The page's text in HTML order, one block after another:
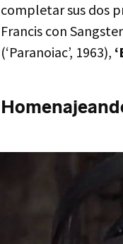
completar sus dos
Francis con
(‘Paranoiac’, 1963),